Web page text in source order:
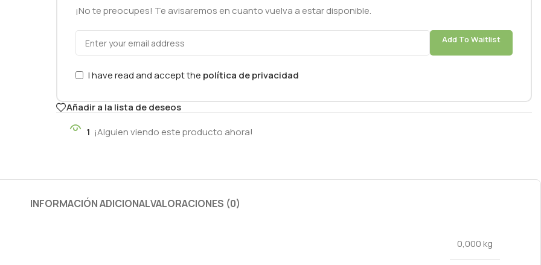
¡No te preocupes! Te avisaremos en cuanto vuelva a estar disponible.
Add To Waitlist
I have read and accept the política de privacidad
Añadir a la lista de deseos
1 ¡Alguien viendo este producto ahora!
INFORMACIÓN ADICIONALVALORACIONES (0)
0,000 kg